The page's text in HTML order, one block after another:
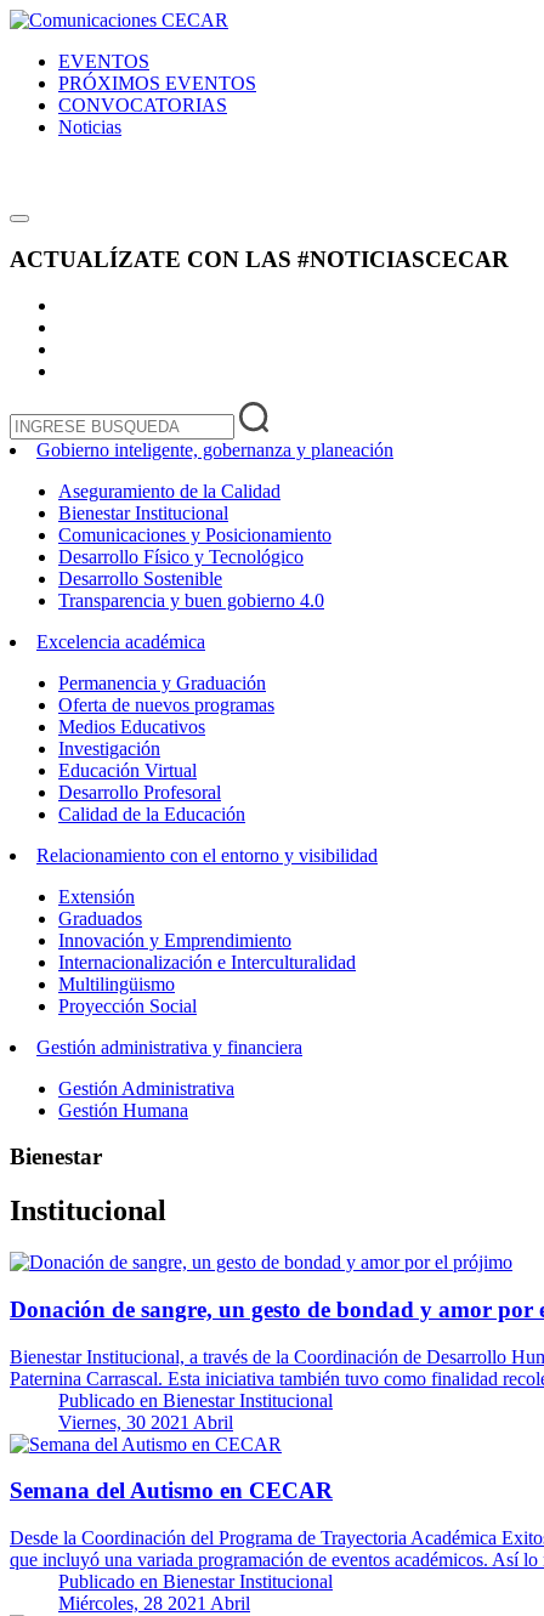
EVENTOS
PRÓXIMOS EVENTOS
CONVOCATORIAS
Noticias
ACTUALÍZATE CON LAS #NOTICIASCECAR
Gobierno inteligente, gobernanza y planeación
Aseguramiento de la Calidad
Bienestar Institucional
Comunicaciones y Posicionamiento
Desarrollo Físico y Tecnológico
Desarrollo Sostenible
Transparencia y buen gobierno 4.0
Excelencia académica
Permanencia y Graduación
Oferta de nuevos programas
Medios Educativos
Investigación
Educación Virtual
Desarrollo Profesoral
Calidad de la Educación
Relacionamiento con el entorno y visibilidad
Extensión
Graduados
Innovación y Emprendimiento
Internacionalización e Interculturalidad
Multilingüismo
Proyección Social
Gestión administrativa y financiera
Gestión Administrativa
Gestión Humana
Bienestar
Institucional
Donación de sangre, un gesto de bondad y amor por
Bienestar Institucional, a través de la Coordinación de Desarrollo
Paternina Carrascal. Esta iniciativa también tuvo como finalidad
Publicado en Bienestar Institucional
Viernes, 30 2021 Abril
Semana del Autismo en CECAR
Desde la Coordinación del Programa de Trayectoria Académica
que incluyó una variada programación de eventos académicos. Así
Publicado en Bienestar Institucional
Miércoles, 28 2021 Abril